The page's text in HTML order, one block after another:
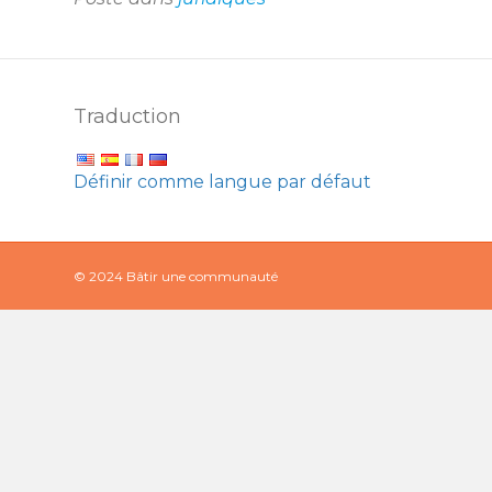
Traduction
Définir comme langue par défaut
© 2024 Bâtir une communauté